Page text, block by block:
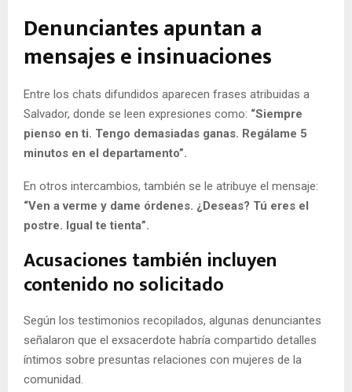
Denunciantes apuntan a
mensajes e insinuaciones
Entre los chats difundidos aparecen frases atribuidas a
Salvador, donde se leen expresiones como: “Siempre
pienso en ti. Tengo demasiadas ganas. Regálame 5
minutos en el departamento”.
En otros intercambios, también se le atribuye el mensaje:
“Ven a verme y dame órdenes. ¿Deseas? Tú eres el
postre. Igual te tienta”.
Acusaciones también incluyen
contenido no solicitado
Según los testimonios recopilados, algunas denunciantes
señalaron que el exsacerdote habría compartido detalles
íntimos sobre presuntas relaciones con mujeres de la
comunidad.